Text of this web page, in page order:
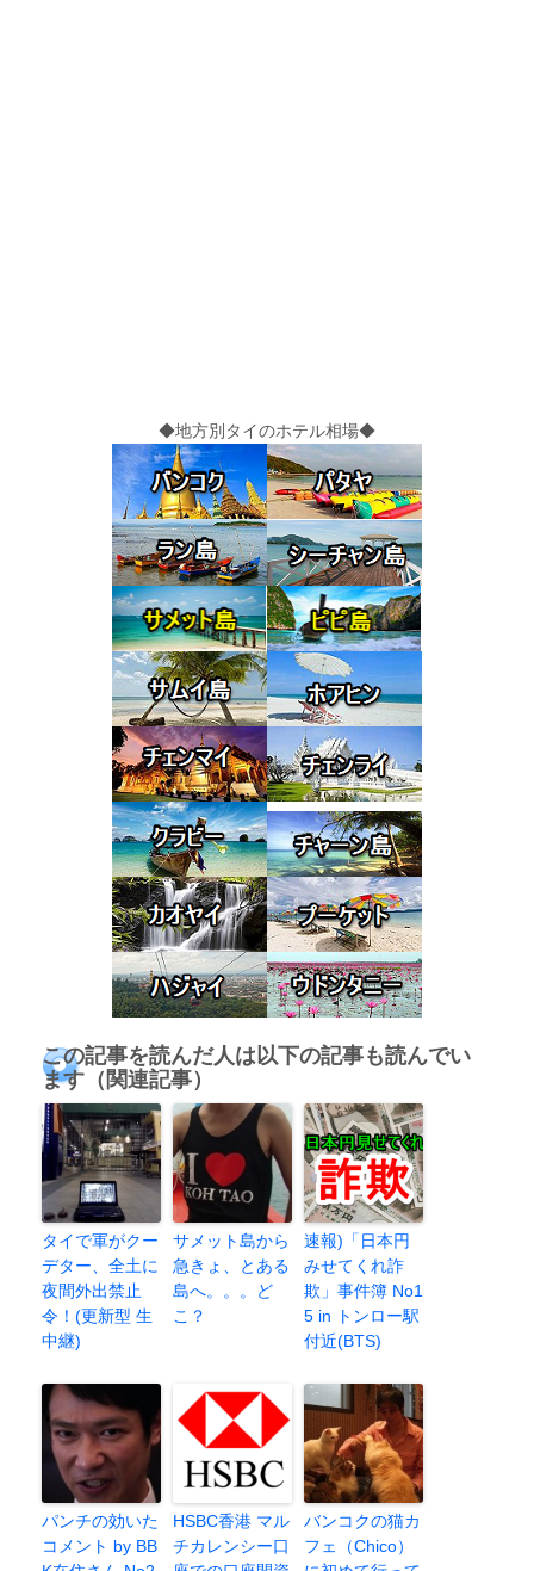
◆地方別タイのホテル相場◆
この記事を読んだ人は以下の記事も読んでい
ます（関連記事）
タイで軍がクー
デター、全土に
夜間外出禁止
令！(更新型 生
中継)
サメット島から
急きょ、とある
島へ。。。ど
こ？
速報)「日本円
みせてくれ詐
欺」事件簿 No1
5 in トンロー駅
付近(BTS)
パンチの効いた
コメント by BB
HSBC香港 マル
チカレンシー口
バンコクの猫カ
フェ（Chico）